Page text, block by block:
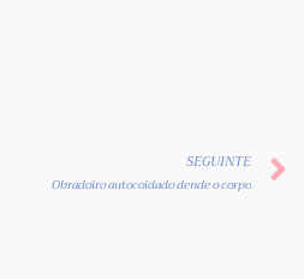
SEGUINTE
Obradoiro autocoidado dende o corpo